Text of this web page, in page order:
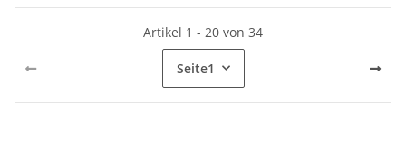
Artikel 1 - 20 von 34
Seite1